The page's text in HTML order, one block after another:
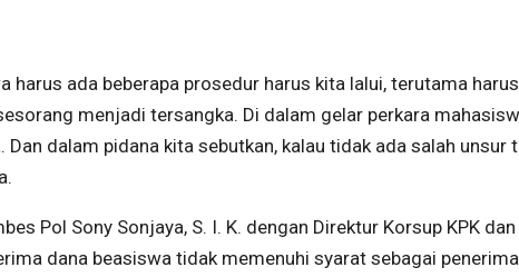
harus ada beberapa prosedur harus kita lalui, terutama harus
menjadi tersangka. Di dalam gelar perkara
dalam pidana kita sebutkan, kalau tidak ada salah unsur
Pol Sony Sonjaya, S. I. K. dengan Direktur Korsup KPK
dana beasiswa tidak memenuhi syarat sebagai penerima